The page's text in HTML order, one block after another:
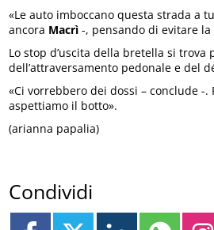
«Le auto imboccano questa strada a
ancora Macrì -, pensando di evitare la
Lo stop d’uscita della bretella si trova
dell’attraversamento pedonale e del
«Ci vorrebbero dei dossi – conclude -.
aspettiamo il botto».
(arianna papalia)
Condividi